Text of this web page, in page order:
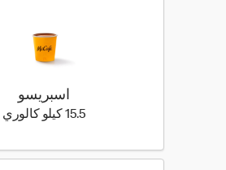
اسبريسو
15.5 كيلو كالوري